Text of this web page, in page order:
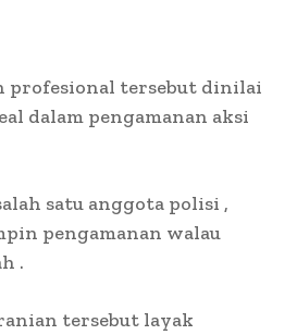
profesional tersebut dinilai
dalam pengamanan aksi
satu anggota polisi ,
pengamanan walau
.
tersebut layak